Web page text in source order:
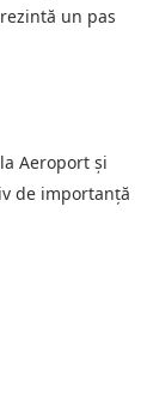
un pas
Aeroport și
de importanță